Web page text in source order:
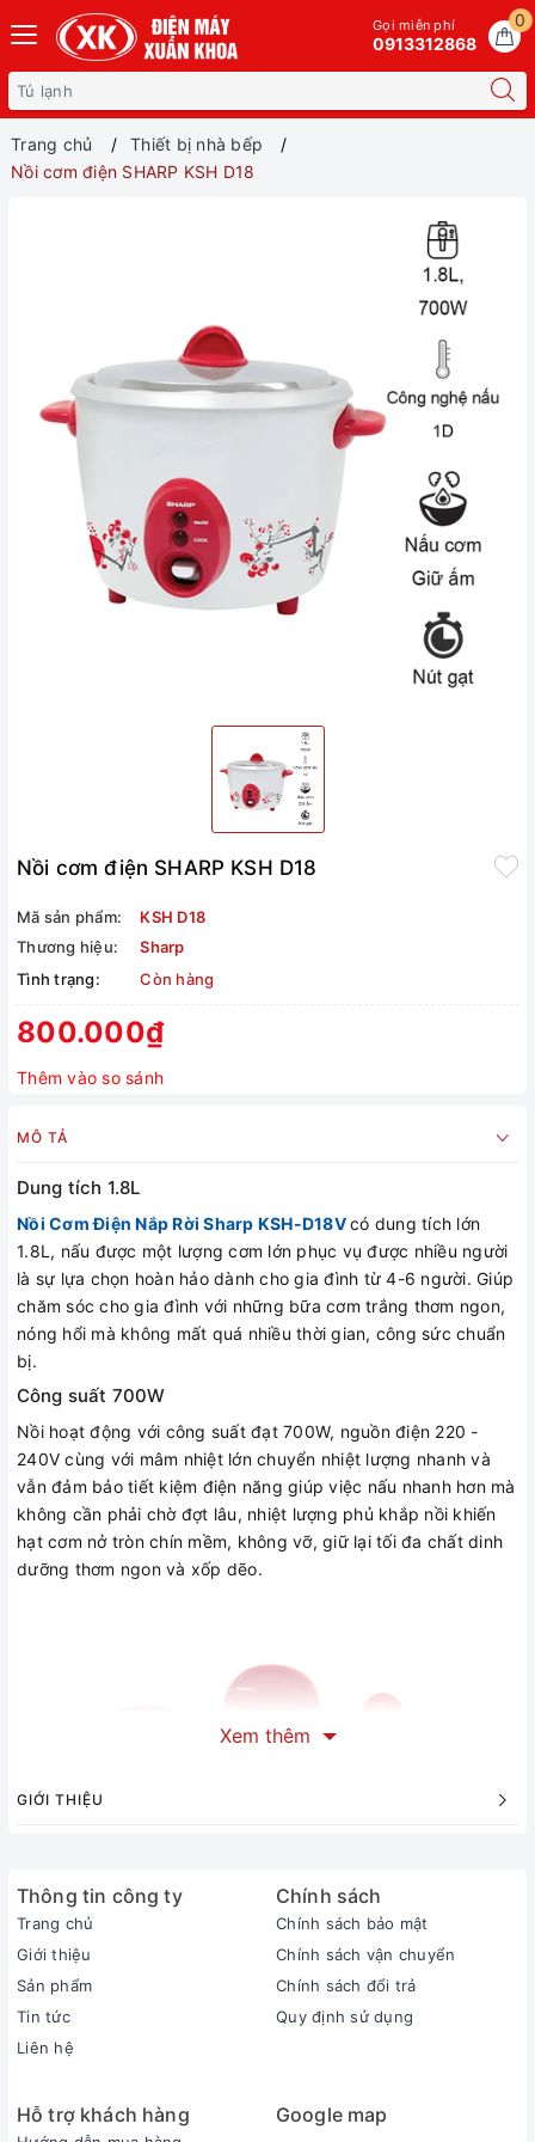
0
Gọi miễn phí
0913312868
Trang chủ
Thiết bị nhà bếp
Nồi cơm điện SHARP KSH D18
Nồi cơm điện SHARP KSH D18
Mã sản phẩm:
KSH D18
Thương hiệu:
Sharp
Tình trạng:
Còn hàng
800.000₫
Thêm vào so sánh
MÔ TẢ
Dung tích 1.8L
Nồi Cơm Điện Nắp Rời Sharp KSH-D18Vcó dung tích lớn
1.8L, nấu được một lượng cơm lớn phục vụ được nhiều người
là sự lựa chọn hoàn hảo dành cho gia đình từ 4-6 người. Giúp
chăm sóc cho gia đình với những bữa cơm trắng thơm ngon,
nóng hổi mà không mất quá nhiều thời gian, công sức chuẩn
bị.
Công suất 700W
Nồi hoạt động với công suất đạt 700W, nguồn điện 220 -
240V cùng với mâm nhiệt lớn chuyển nhiệt lượng nhanh và
vẫn đảm bảo tiết kiệm điện năng giúp việc nấu nhanh hơn mà
không cần phải chờ đợt lâu, nhiệt lượng phủ khắp nồi khiến
hạt cơm nở tròn chín mềm, không vỡ, giữ lại tối đa chất dinh
dưỡng thơm ngon và xốp dẽo.
Xem thêm
GIỚI THIỆU
Thông tin công ty
Trang chủ
Giới thiệu
Sản phẩm
Tin tức
Liên hệ
Chính sách
Chính sách bảo mật
Chính sách vận chuyển
Chính sách đổi trả
Quy định sử dụng
Hỗ trợ khách hàng Google map